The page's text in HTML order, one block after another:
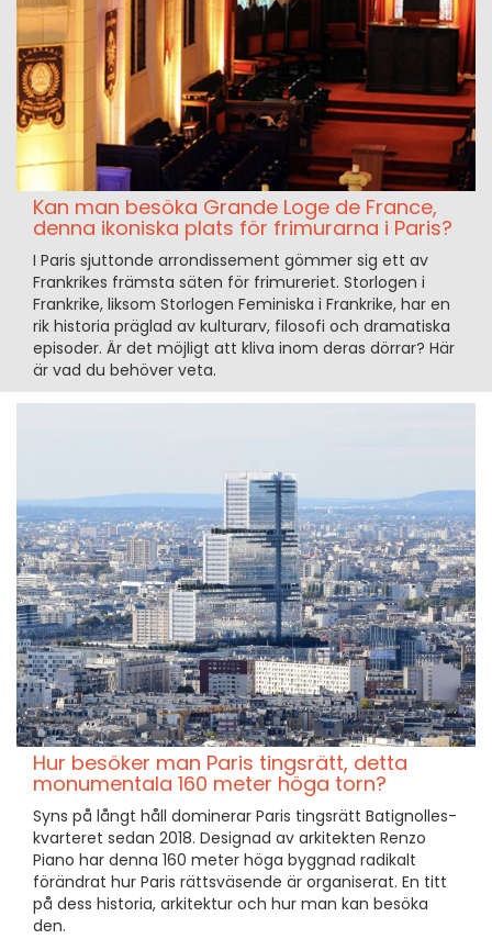
Kan man besöka Grande Loge de France,
denna ikoniska plats för frimurarna i Paris?
I Paris sjuttonde arrondissement gömmer sig ett av
Frankrikes främsta säten för frimureriet. Storlogen i
Frankrike, liksom Storlogen Feminiska i Frankrike, har en
rik historia präglad av kulturarv, filosofi och dramatiska
episoder. Är det möjligt att kliva inom deras dörrar? Här
är vad du behöver veta.
Hur besöker man Paris tingsrätt, detta
monumentala 160 meter höga torn?
Syns på långt håll dominerar Paris tingsrätt Batignolles-
kvarteret sedan 2018. Designad av arkitekten Renzo
Piano har denna 160 meter höga byggnad radikalt
förändrat hur Paris rättsväsende är organiserat. En titt
på dess historia, arkitektur och hur man kan besöka
den.